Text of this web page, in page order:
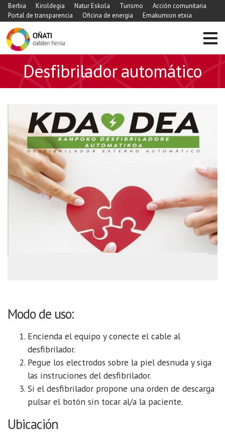
Berbia Kiroldegia Natur Eskola Turismo
Acción comunitaria
Portal de transparencia
Oficina de energia Emakumion etxia
Desfibrilador automático
Modo de uso:
Encienda el equipo y conecte el cable al
desfibrilador.
Pegue los electrodos sobre la piel desnuda y siga
las instruciones del desfibrilador.
Si el desfibrilador propone una orden de descarga
pulsar el botón sin tocar al/a la paciente.
Ubicación